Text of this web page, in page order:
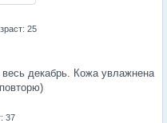
25
декабрь. Кожа увлажнена
37